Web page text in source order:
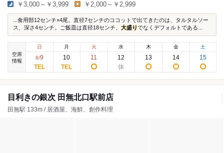
￥3,000～￥3,999 ￥2,000～￥2,999
...食用部12センチ×4尾。直径7センチのココットで出てきたのは、タルタルソー
ス、深さ4センチ。ご飯皿は直径18センチ、 大盛りでなくデフォルトである...
空席
情報
日
8/9
月
10
火
11
水
12
木
13
金
14
土
15
目利きの銀次 田無北口駅前店
田無駅 133m / 居酒屋、海鮮、創作料理